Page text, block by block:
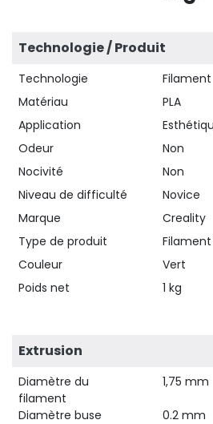
Technologie / Produit
Technologie
Filament
Matériau
PLA
Application
Odeur
Non
Nocivité
Non
Niveau de difficulté
Novice
Marque
Creality
Type de produit
Filament
Couleur
Vert
Poids net
1 kg
Extrusion
Diamètre du
filament
1,75 mm
Diamètre buse
0.2 mm